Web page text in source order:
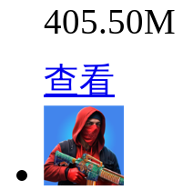
405.50M
查看